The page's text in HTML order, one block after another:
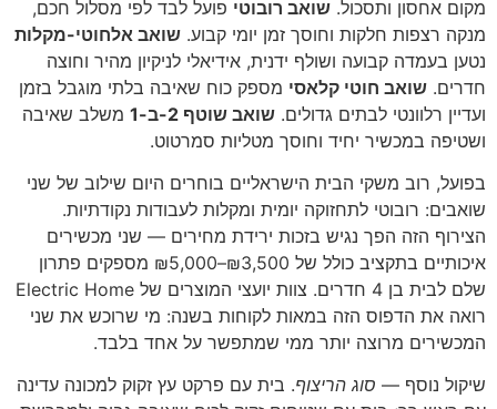
מקום אחסון ותסכול. שואב רובוטי פועל לבד לפי מסלול חכם,
מנקה רצפות חלקות וחוסך זמן יומי קבוע. שואב אלחוטי-מקלות
נטען בעמדה קבועה ושולף ידנית, אידיאלי לניקיון מהיר וחוצה
חדרים. שואב חוטי קלאסי מספק כוח שאיבה בלתי מוגבל בזמן
ועדיין רלוונטי לבתים גדולים. שואב שוטף 2-ב-1
משלב שאיבה
ושטיפה במכשיר יחיד וחוסך מטליות סמרטוט.
בפועל, רוב משקי הבית הישראליים בוחרים היום שילוב של שני
שואבים: רובוטי לתחזוקה יומית ומקלות לעבודות נקודתיות.
הצירוף הזה הפך נגיש בזכות ירידת מחירים — שני מכשירים
איכותיים בתקציב כולל של ₪3,500–₪5,000 מספקים פתרון
שלם לבית בן 4 חדרים. צוות יועצי המוצרים של Electric Home
רואה את הדפוס הזה במאות לקוחות בשנה: מי שרוכש את שני
המכשירים מרוצה יותר ממי שמתפשר על אחד בלבד.
שיקול נוסף — סוג הריצוף. בית עם פרקט עץ זקוק למכונה עדינה